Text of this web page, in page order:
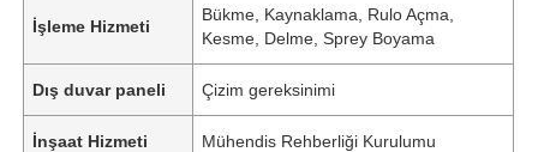
İşleme Hizmeti
Bükme, Kaynaklama, Rulo Açma,
Kesme, Delme, Sprey Boyama
Dış duvar paneli Çizim gereksinimi
İnşaat Hizmeti Mühendis Rehberliği Kurulumu